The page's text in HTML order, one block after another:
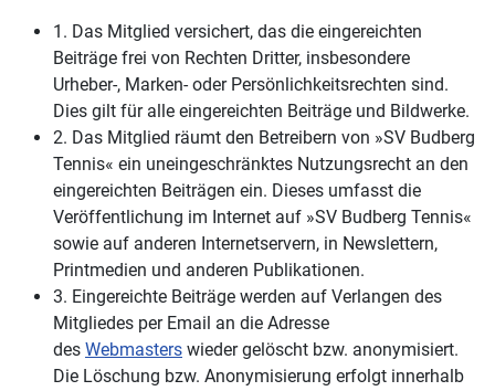
1. Das Mitglied versichert, das die eingereichten
Beiträge frei von Rechten Dritter, insbesondere
Urheber-, Marken- oder Persönlichkeitsrechten sind.
Dies gilt für alle eingereichten Beiträge und Bildwerke.
2. Das Mitglied räumt den Betreibern von »SV Budberg
Tennis« ein uneingeschränktes Nutzungsrecht an den
eingereichten Beiträgen ein. Dieses umfasst die
Veröffentlichung im Internet auf »SV Budberg Tennis«
sowie auf anderen Internetservern, in Newslettern,
Printmedien und anderen Publikationen.
3. Eingereichte Beiträge werden auf Verlangen des
Mitgliedes per Email an die Adresse
des Webmasters wieder gelöscht bzw. anonymisiert.
Die Löschung bzw. Anonymisierung erfolgt innerhalb